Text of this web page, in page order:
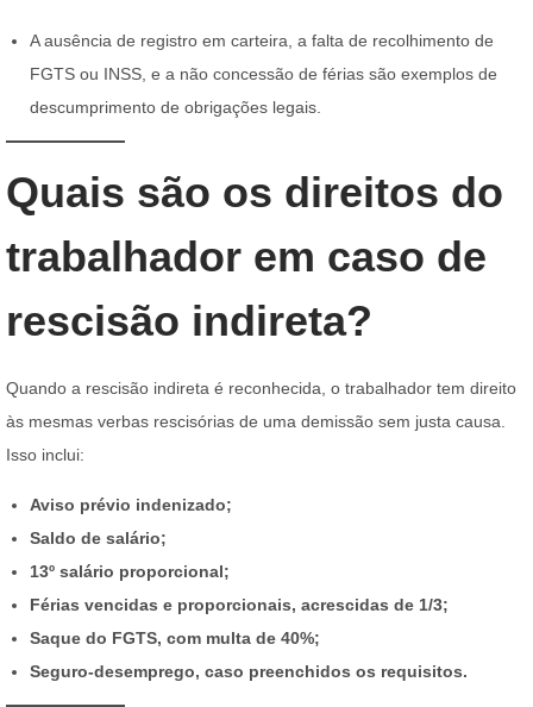
A ausência de registro em carteira, a falta de recolhimento de
FGTS ou INSS, e a não concessão de férias são exemplos de
descumprimento de obrigações legais.
Quais são os direitos do
trabalhador em caso de
rescisão indireta?
Quando a rescisão indireta é reconhecida, o trabalhador tem direito
às mesmas verbas rescisórias de uma demissão sem justa causa.
Isso inclui:
Aviso prévio indenizado;
Saldo de salário;
13º salário proporcional;
Férias vencidas e proporcionais, acrescidas de 1/3;
Saque do FGTS, com multa de 40%;
Seguro-desemprego, caso preenchidos os requisitos.